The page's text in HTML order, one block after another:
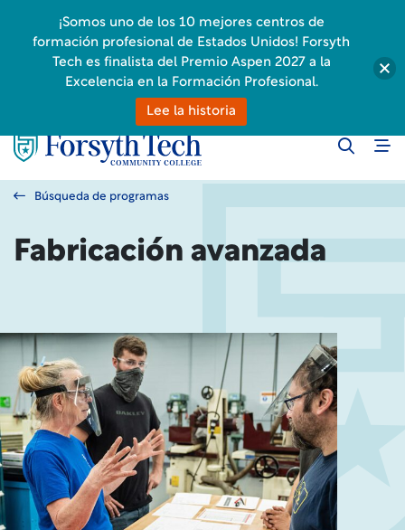
Búsqueda de programas
Fabricación avanzada
¡Somos uno de los 10 mejores centros de
formación profesional de Estados Unidos! Forsyth
Tech es finalista del Premio Aspen 2027 a la
Excelencia en la Formación Profesional.
Lee la historia